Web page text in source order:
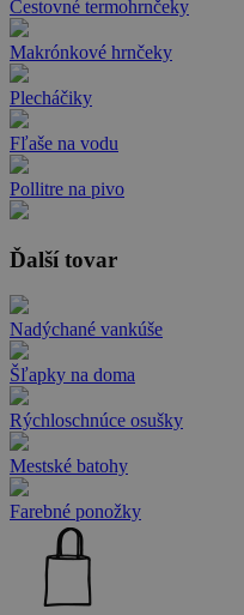
Cestovné termohrnčeky
Makrónkové hrnčeky
Plecháčiky
Fľaše na vodu
Pollitre na pivo
Ďalší tovar
Nadýchané vankúše
Šľapky na doma
Rýchloschnúce osušky
Mestské batohy
Farebné ponožky